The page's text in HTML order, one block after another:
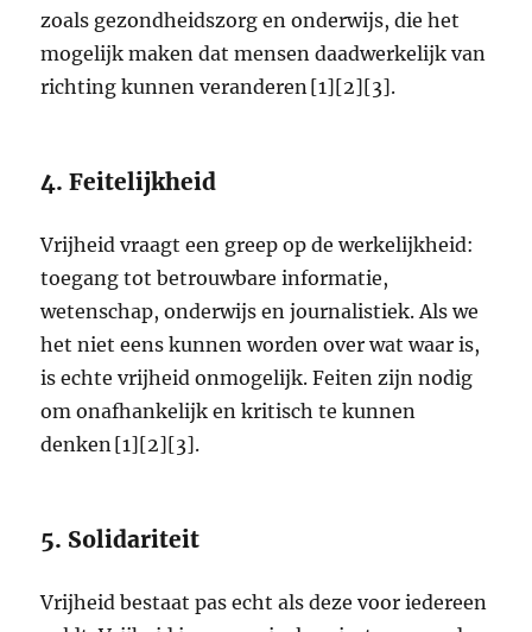
zoals gezondheidszorg en onderwijs, die het
mogelijk maken dat mensen daadwerkelijk van
richting kunnen veranderen [1][2][3].
4. Feitelijkheid
Vrijheid vraagt een greep op de werkelijkheid:
toegang tot betrouwbare informatie,
wetenschap, onderwijs en journalistiek. Als we
het niet eens kunnen worden over wat waar is,
is echte vrijheid onmogelijk. Feiten zijn nodig
om onafhankelijk en kritisch te kunnen
denken [1][2][3].
5. Solidariteit
Vrijheid bestaat pas echt als deze voor iedereen